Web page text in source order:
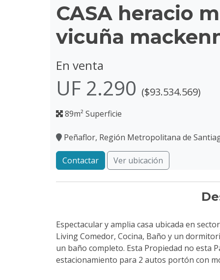
CASA heracio
vicuña
En venta
UF 2.290 ($93.534.569)
89m² Superficie
Peñaflor, Región Metropolitana de
Contactar Ver ubicación
Espectacular y amplia casa ubicada en
Living Comedor, Cocina, Baño y un
un baño completo. Esta Propiedad no esta
estacionamiento para 2 autos portón con